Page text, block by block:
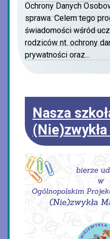
Ochrony Danych
sprawa. Celem tego
świadomości wśród
rodziców nt. ochrony
prywatności oraz...
Nasza